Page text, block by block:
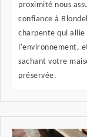
proximité nous
confiance à
charpente qui
l'environnement,
sachant votre
préservée.